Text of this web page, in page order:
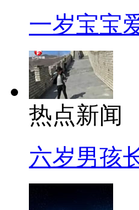
一岁宝宝
热点新闻
六岁男孩